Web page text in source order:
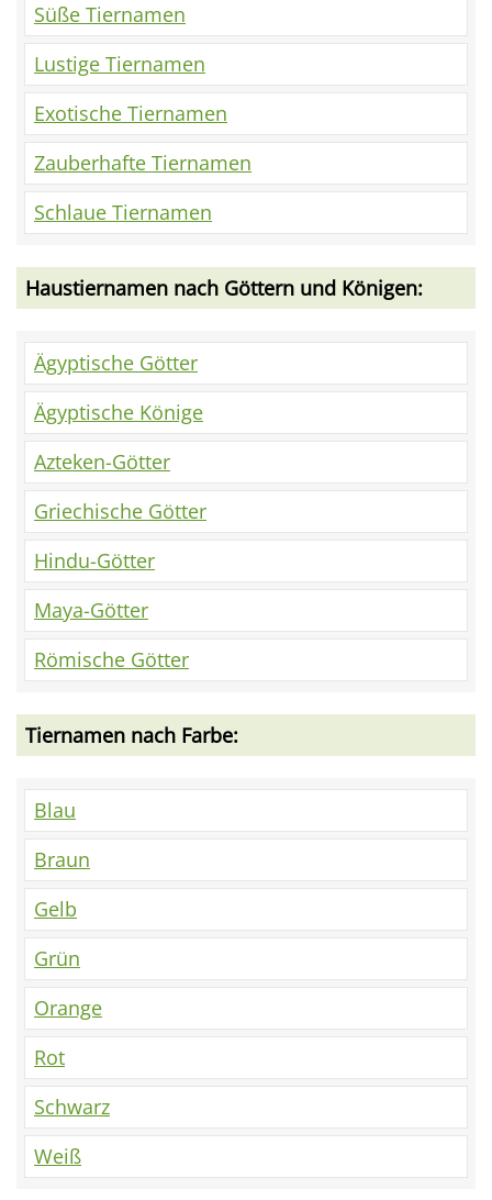
Süße Tiernamen
Lustige Tiernamen
Exotische Tiernamen
Zauberhafte Tiernamen
Schlaue Tiernamen
Haustiernamen nach Göttern und Königen:
Ägyptische Götter
Ägyptische Könige
Azteken-Götter
Griechische Götter
Hindu-Götter
Maya-Götter
Römische Götter
Tiernamen nach Farbe:
Blau
Braun
Gelb
Grün
Orange
Rot
Schwarz
Weiß